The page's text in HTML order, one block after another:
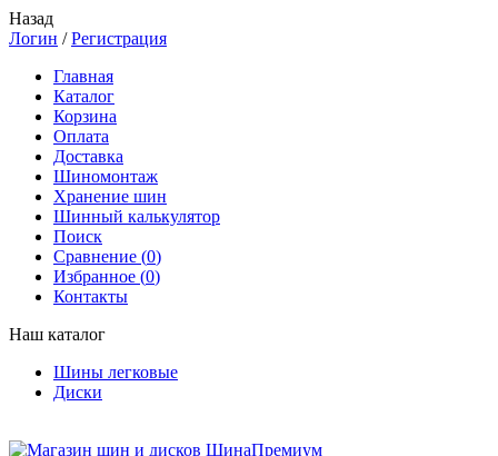
Назад
Логин /Регистрация
Главная
Каталог
Корзина
Оплата
Доставка
Шиномонтаж
Хранение шин
Шинный калькулятор
Поиск
Сравнение (0)
Избранное (0)
Контакты
Наш каталог
Шины легковые
Диски